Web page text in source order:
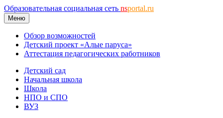
Образовательная социальная сеть nsportal.ru
Меню
Обзор возможностей
Детский проект «Алые паруса»
Аттестация педагогических работников
Детский сад
Начальная школа
Школа
НПО и СПО
ВУЗ